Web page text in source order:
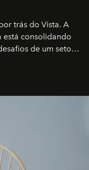
trás do Vista. A
está consolidando
de um setor
conceito de luxo